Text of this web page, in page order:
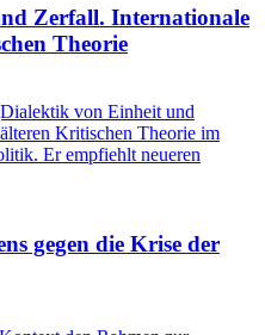
Zerfall. Internationale
Theorie
von Einheit und
Kritischen Theorie im
Er empfiehlt neueren
gegen die Krise der